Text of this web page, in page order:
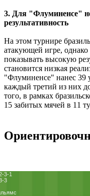
3. Для "Флуминенсе"
результативность
На этом турнире
атакующей игре, однако
показывать высокую
становится низкая
"Флуминенсе" нанес 39
каждый третий из них
того, в рамках
15 забитых мячей в 11
3-1
3